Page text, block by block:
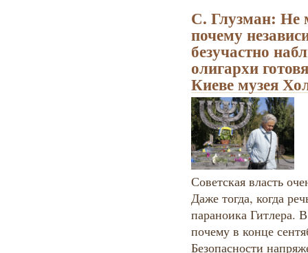
С. Глузман: Не
почему
безучастно
олигархи
Киеве музея
Советская власть
Даже тогда, когда
параноика Гитлера.
почему в конце
Безопасности